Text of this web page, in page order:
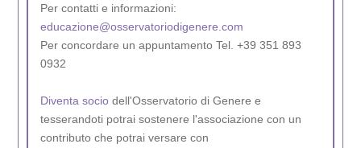
Per contatti e informazioni:
educazione@osservatoriodigenere.com
Per concordare un appuntamento Tel. +39 351 893
0932
Diventa sociodell'Osservatorio di Genere e
tesserandoti potrai sostenere l'associazione con un
contributo che potrai versare con